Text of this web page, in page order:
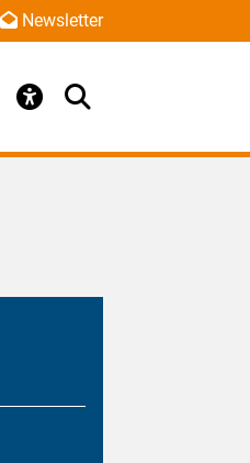
Newsletter